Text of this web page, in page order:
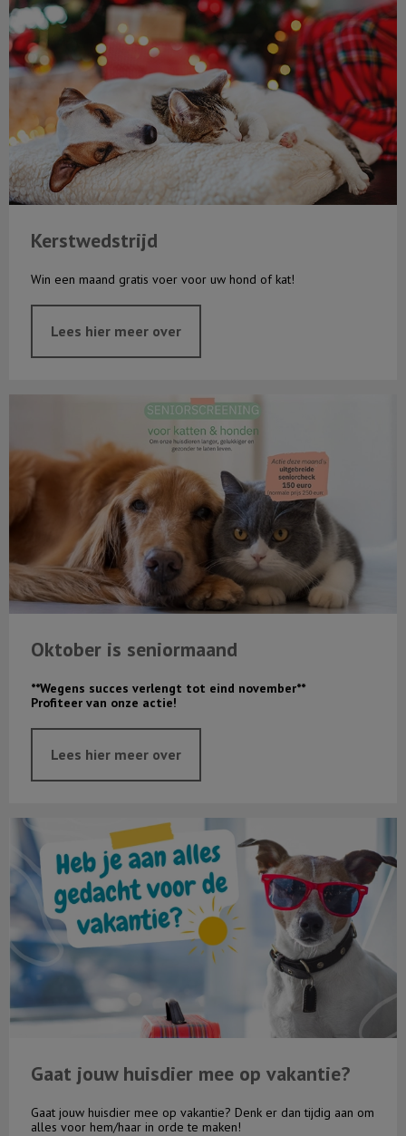
Kerstwedstrijd
Win een maand gratis voer voor uw hond of kat!
Lees hier meer over
Oktober is seniormaand
Oktober is seniormaand
**Wegens succes verlengt tot eind november**
Profiteer van onze actie!
Lees hier meer over
Gaat jouw huisdier mee op vakantie?
Gaat jouw huisdier mee op vakantie?
Gaat jouw huisdier mee op vakantie? Denk er dan tijdig aan om
alles voor hem/haar in orde te maken!